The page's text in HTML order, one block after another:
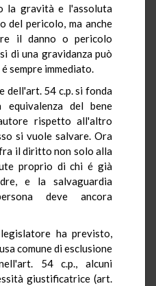
la gravità e l'assoluta
del pericolo, ma anche
il danno o pericolo
di una gravidanza può
sempre immediato.
dell'art. 54 c.p. si fonda
equivalenza del bene
rispetto all'altro
si vuole salvare. Ora
il diritto non solo alla
proprio di chi é già
e la salvaguardia
deve ancora
ha previsto,
comune di esclusione
54 c.p., alcuni
giustificatrice (art.